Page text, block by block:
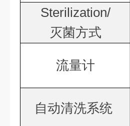
Sterilization/
灭菌方式
流量计
自动清洗系统